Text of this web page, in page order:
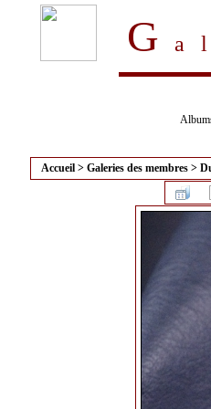
G
Accueil > Galeries des membres >